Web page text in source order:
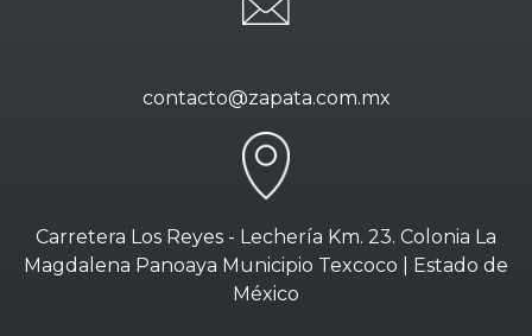
contacto@zapata.com.mx
Carretera Los Reyes - Lechería Km. 23. Colonia La
Magdalena Panoaya Municipio Texcoco | Estado de
México